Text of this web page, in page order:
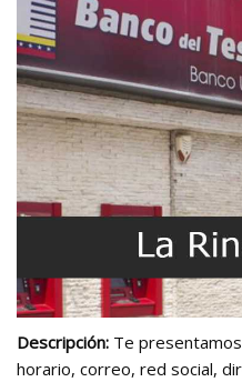
Descripción: Te
horario, correo, red social,